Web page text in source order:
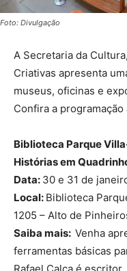
Foto: Divulgação
A Secretaria da
Criativas apresenta
museus, oficinas e
Confira a programação
Biblioteca Parque
Histórias em
Data: 30 e 31 de
Local: Biblioteca
1205 – Alto de
Saiba mais: Venha
ferramentas básicas